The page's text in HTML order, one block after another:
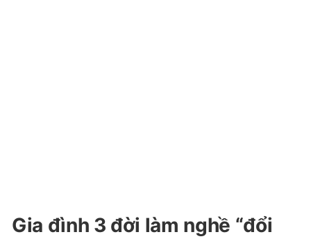
Gia đình 3 đời làm nghề “đổi